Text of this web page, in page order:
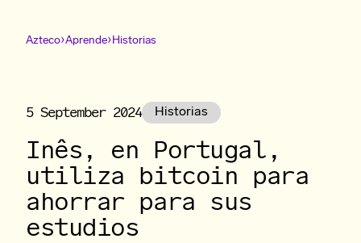
Azteco›Aprende›Historias
5 September 2024 Historias
Inês, en Portugal,
utiliza bitcoin para
ahorrar para sus
estudios